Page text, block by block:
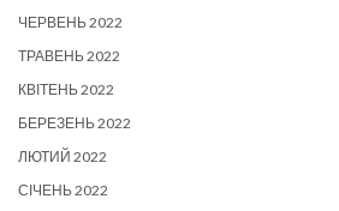
ЧЕРВЕНЬ 2022
ТРАВЕНЬ 2022
КВІТЕНЬ 2022
БЕРЕЗЕНЬ 2022
ЛЮТИЙ 2022
СІЧЕНЬ 2022